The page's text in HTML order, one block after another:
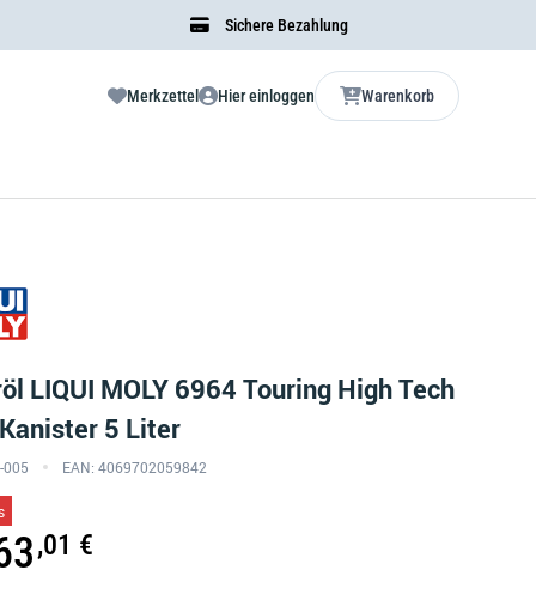
Sichere Bezahlung
Merkzettel Hier einloggen Warenkorb
LIQUI MOLY 6964 Touring High Tech
5 Liter
005 EAN: 4069702059842
,01 €